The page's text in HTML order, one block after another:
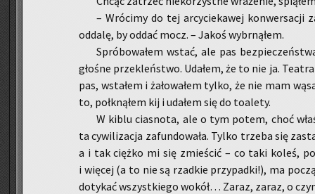
– Wró­ci­my do tej ar­cy­cie­ka­wej kon­wer­sa­cji
od­da­lę, by oddać mocz. – Jakoś wy­brną­łem.
Spró­bo­wa­łem wstać, ale pas
gło­śne prze­kleń­stwo. Uda­łem, że to nie ja.
pas, wsta­łem i ża­ło­wa­łem tylko, że nie mam
to, po­łkną­łem kij i uda­łem się do to­a­le­ty.
W kiblu cia­sno­ta, ale o tym potem, choć
ta cy­wi­li­za­cja za­fun­do­wa­ła. Tylko trze­ba się
a i tak cięż­ko mi się zmie­ścić – co taki koleś,
i wię­cej (a to nie są rzad­kie przy­pad­ki!), ma
do­ty­kać wszyst­kie­go wokół… Zaraz, zaraz, o